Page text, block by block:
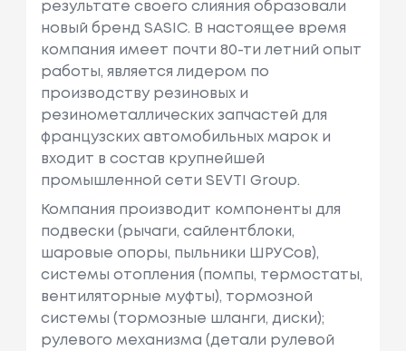
Citroën Xsara (n1)
Объем: 1587
См3, Мощн
Ость: 88 Л.с.
Citroën Xsara Break (n2)
Объем: 1587
См3, Мощн
/ 65 КВт.
Citroën Xsara Купе (n0)
Объем: 1587
Ость: 88 Л.с.
/ 65 КВт.
Peugeot 208 I (ca_, Cc_)
Объем: 1598
См3, Мощн
результате своего слияния образовали
новый бренд SASIC. В настоящее время
компания имеет почти 80-ти летний опыт
работы, является лидером по
производству резиновых и
резинометаллических запчастей для
французских автомобильных марок и
входит в состав крупнейшей
промышленной сети SEVTI Group.
Компания производит компоненты для
подвески (рычаги, сайлентблоки,
шаровые опоры, пыльники ШРУСов),
системы отопления (помпы, термостаты,
вентиляторные муфты), тормозной
системы (тормозные шланги, диски);
рулевого механизма (детали рулевой